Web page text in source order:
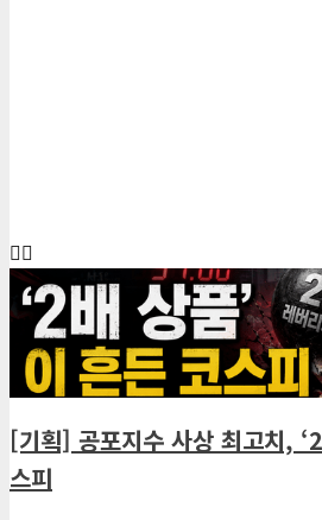
6 minutes read
게재된 글
편집장 칼럼
[기획] 공포지수 사상 최고치,
스피